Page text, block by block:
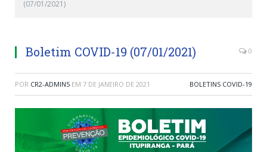
(07/01/2021)
Boletim COVID-19 (07/01/2021) 0
POR CR2-ADMIN5 EM 7 DE JANEIRO DE 2021 BOLETINS COVID-19